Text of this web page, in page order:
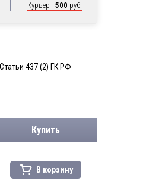
Курьер - 500 руб.
437 (2) ГК РФ
Купить
В корзину